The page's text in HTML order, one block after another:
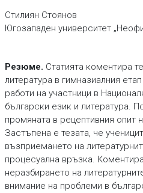
Стилиян Стоянов
Югозападен университет
Резюме. Статията коментира
литература в гимназиалния
работи на участници в
български език и литература.
промяната в рецептивния опит
Застъпена е тезата, че
възприемането на
процесуална връзка.
неразбирането на
внимание на проблеми в